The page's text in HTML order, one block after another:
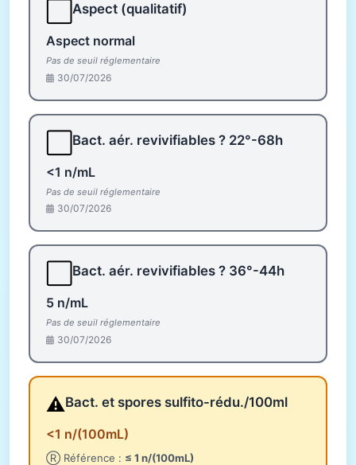
Aspect (qualitatif)
Aspect normal
Pas de seuil réglementaire
30/07/2026
Bact. aér. revivifiables ? 22°-68h
<1 n/mL
Pas de seuil réglementaire
30/07/2026
Bact. aér. revivifiables ? 36°-44h
5 n/mL
Pas de seuil réglementaire
30/07/2026
⚠️Bact. et spores sulfito-rédu./100ml
<1 n/(100mL)
Ⓡ Référence : ≤ 1 n/(100mL)